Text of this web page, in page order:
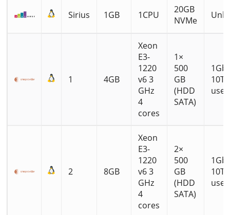
Sirius 1GB 1CPU
20GB
NVMe
1 4GB
Xeon
E3-
1220
v6 3
GHz
4
cores
1×
500
GB
(HDD
SATA)
use
2 8GB
Xeon
E3-
1220
v6 3
GHz
4
cores
2×
500
GB
(HDD
SATA)
use